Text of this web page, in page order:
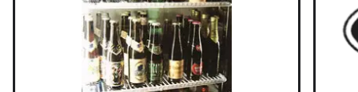
会員登録